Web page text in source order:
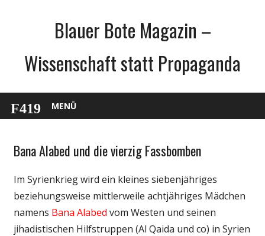
Blauer Bote Magazin –
Wissenschaft statt Propaganda
MENÜ
Gesellschaft
Politik
Wissenschaft
Bana Alabed und die vierzig Fassbomben
Im Syrienkrieg wird ein kleines siebenjähriges
beziehungsweise mittlerweile achtjähriges Mädchen
namens Bana Alabed vom Westen und seinen
jihadistischen Hilfstruppen (Al Qaida und co) in Syrien